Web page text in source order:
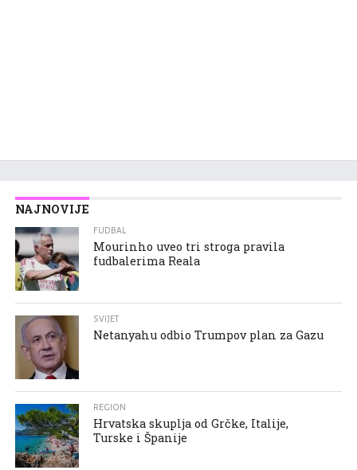
NAJNOVIJE
FUDBAL
Mourinho uveo tri stroga pravila
fudbalerima Reala
SVIJET
Netanyahu odbio Trumpov plan za Gazu
REGION
Hrvatska skuplja od Grčke, Italije,
Turske i Španije